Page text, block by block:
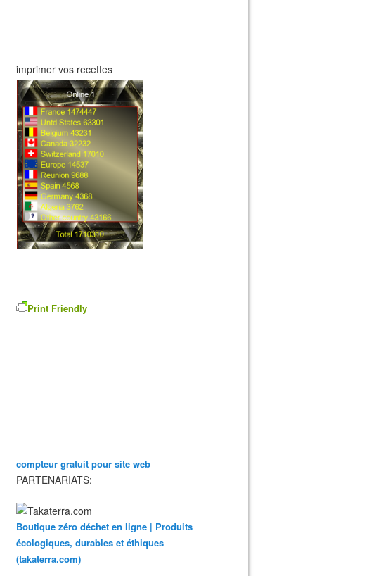
imprimer vos recettes
Print Friendly
compteur gratuit pour site web
PARTENARIATS:
Boutique zéro déchet en ligne | Produits
écologiques, durables et éthiques
(takaterra.com)